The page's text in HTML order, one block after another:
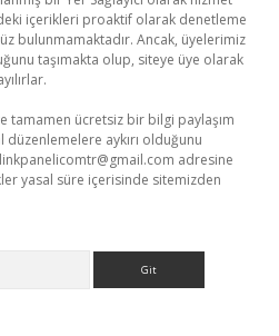
içerikleri proaktif olarak denetleme
bulunmamaktadır. Ancak, üyelerimiz
taşımakta olup, siteye üye olarak
tamamen ücretsiz bir bilgi paylaşım
aykırı olduğunu
adresine
yasal süre içerisinde sitemizden